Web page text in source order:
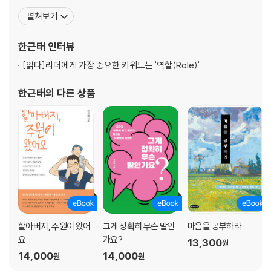
에 머문다. 현재의 몸만큼 중요한 것은 없다. 그렇기 때문에 몸은 늘 모든
것에 우선한다. 몸이 곧 당신이다. 몸을 돌보는 것은 자신을 위한 일인 동시
그런 면에서 몸을 관리하지 않고 방치하는 것은 무책임한 일이다. 직무유
기다. 몸을 돌보지 않으면 가장 먼저 자신이 피해를 입는다. 이어 주변에 민
폐를 끼친다. 몸을 돌보면 몸도 당신을 돌본다. 하지만 몸을 돌보지 않으면
몸이 반란을 일으킨다.
?“몸이 당신을 말해준다”에서 (p.27)
다이어트와 관련해서 별의별 장사꾼들이 참 많다. 비만으로 죽는 사람보다
비만을 팔아먹고 사는 사람이 더 많은 세상이다. 그중 사기꾼이 많은데 이
를 구분하는 방법은 간단하다. 단기간에, 아무 노력 없이, 음식만으로, 혹
08 차를 마셔라 89
09 빈속의 편안함 93
11 먹는 게 당신이다 100
12 다이어트를 위한 상식들 106
3장 운동의 정석
01 속도가 아닌 방향이다 113
02 운동 메커니즘 116
03 의도된 불편 121
04 꾸준한 운동의 비결 126
05 저녁 시간을 확보하라 132
06 일찍 자고 일찍 일어나라 136
07 쉬는 것도 능력이다 140
08 운동은 생활이다 144
09 차를 버리자 148
10 지나치면 안 된다 152
올랐고 핀란드 헬싱키대학교에서 경영학 석사학위를 받았다. 한국리
더십센터(미국 프랭클린사의 한국 파트너) 소장을 지냈다. 지금까지
를 펼치고 있다. 대한민국 주요 기업에서 자문과 교육을 위해
펼쳐보기
한근태 인터뷰
[읽다]리더에게 가장 중요한 키워드는 '역할(Role)'
한근태의 다른 상품
할아버지, 주원이 왔어
요
14,000원
그게 정확히 무슨 말인
가요?
14,000원
마음을 공부하라
13,300원